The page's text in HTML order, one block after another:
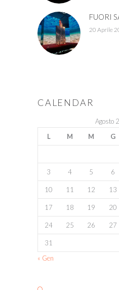
FUORI
20 Aprile
CALENDAR
Agosto
L
M M G
3 4 5 6
10 11 12 13
17 18 19 20
24 25 26 27
31
« Gen